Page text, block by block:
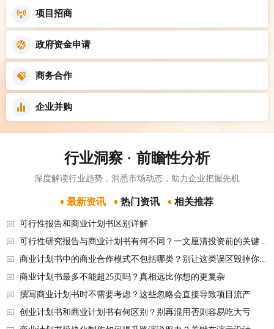
项目招商
政府资金申请
商务合作
企业并购
行业洞察 · 前瞻性分析
深度解读行业趋势，洞悉市场动态，助力企业把握先机
最新资讯 热门资讯 相关推荐
可行性报告和商业计划书区别详解
商业计划书最多不能超25页吗？真相远比你想的更复杂
撰写商业计划书时不需要考虑？这些忽略会直接导致项目流产
创业计划书和商业计划书有何区别？别再混用否则容易吃大亏